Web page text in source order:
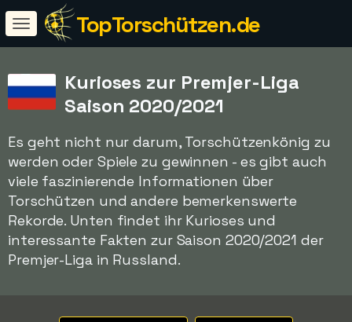
TopTorschützen.de
Kurioses zur Premjer-Liga
Saison 2020/2021
Es geht nicht nur darum, Torschützenkönig zu
werden oder Spiele zu gewinnen - es gibt auch
viele faszinierende Informationen über
Torschützen und andere bemerkenswerte
Rekorde. Unten findet ihr Kurioses und
interessante Fakten zur Saison 2020/2021 der
Premjer-Liga in Russland.